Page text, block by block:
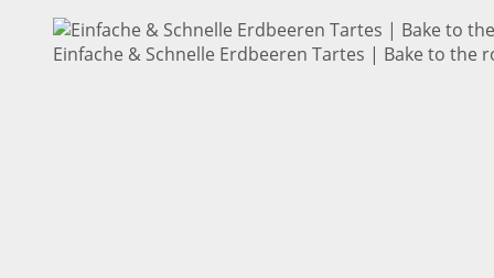
Einfache & Schnelle Erdbeeren Tartes | Bake to the